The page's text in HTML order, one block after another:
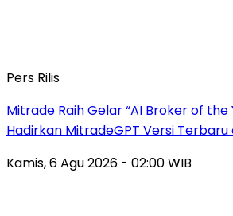
Pers Rilis
Mitrade Raih Gelar “AI Broker of the
Hadirkan MitradeGPT Versi Terbaru
Kamis, 6 Agu 2026 - 02:00 WIB